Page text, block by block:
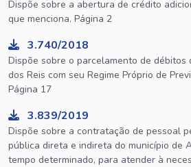
Dispõe sobre a abertura de crédito
que menciona. Página 2
3.740/2018
Dispõe sobre o parcelamento de débitos
dos Reis com seu Regime Próprio de
Página 17
3.839/2019
Dispõe sobre a contratação de pessoal
pública direta e indireta do município de
tempo determinado, para atender à